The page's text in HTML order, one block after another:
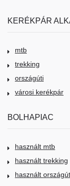
KERÉKPÁR
mtb
trekking
országúti
városi kerékpár
BOLHAPIAC
használt mtb
használt trekking
használt